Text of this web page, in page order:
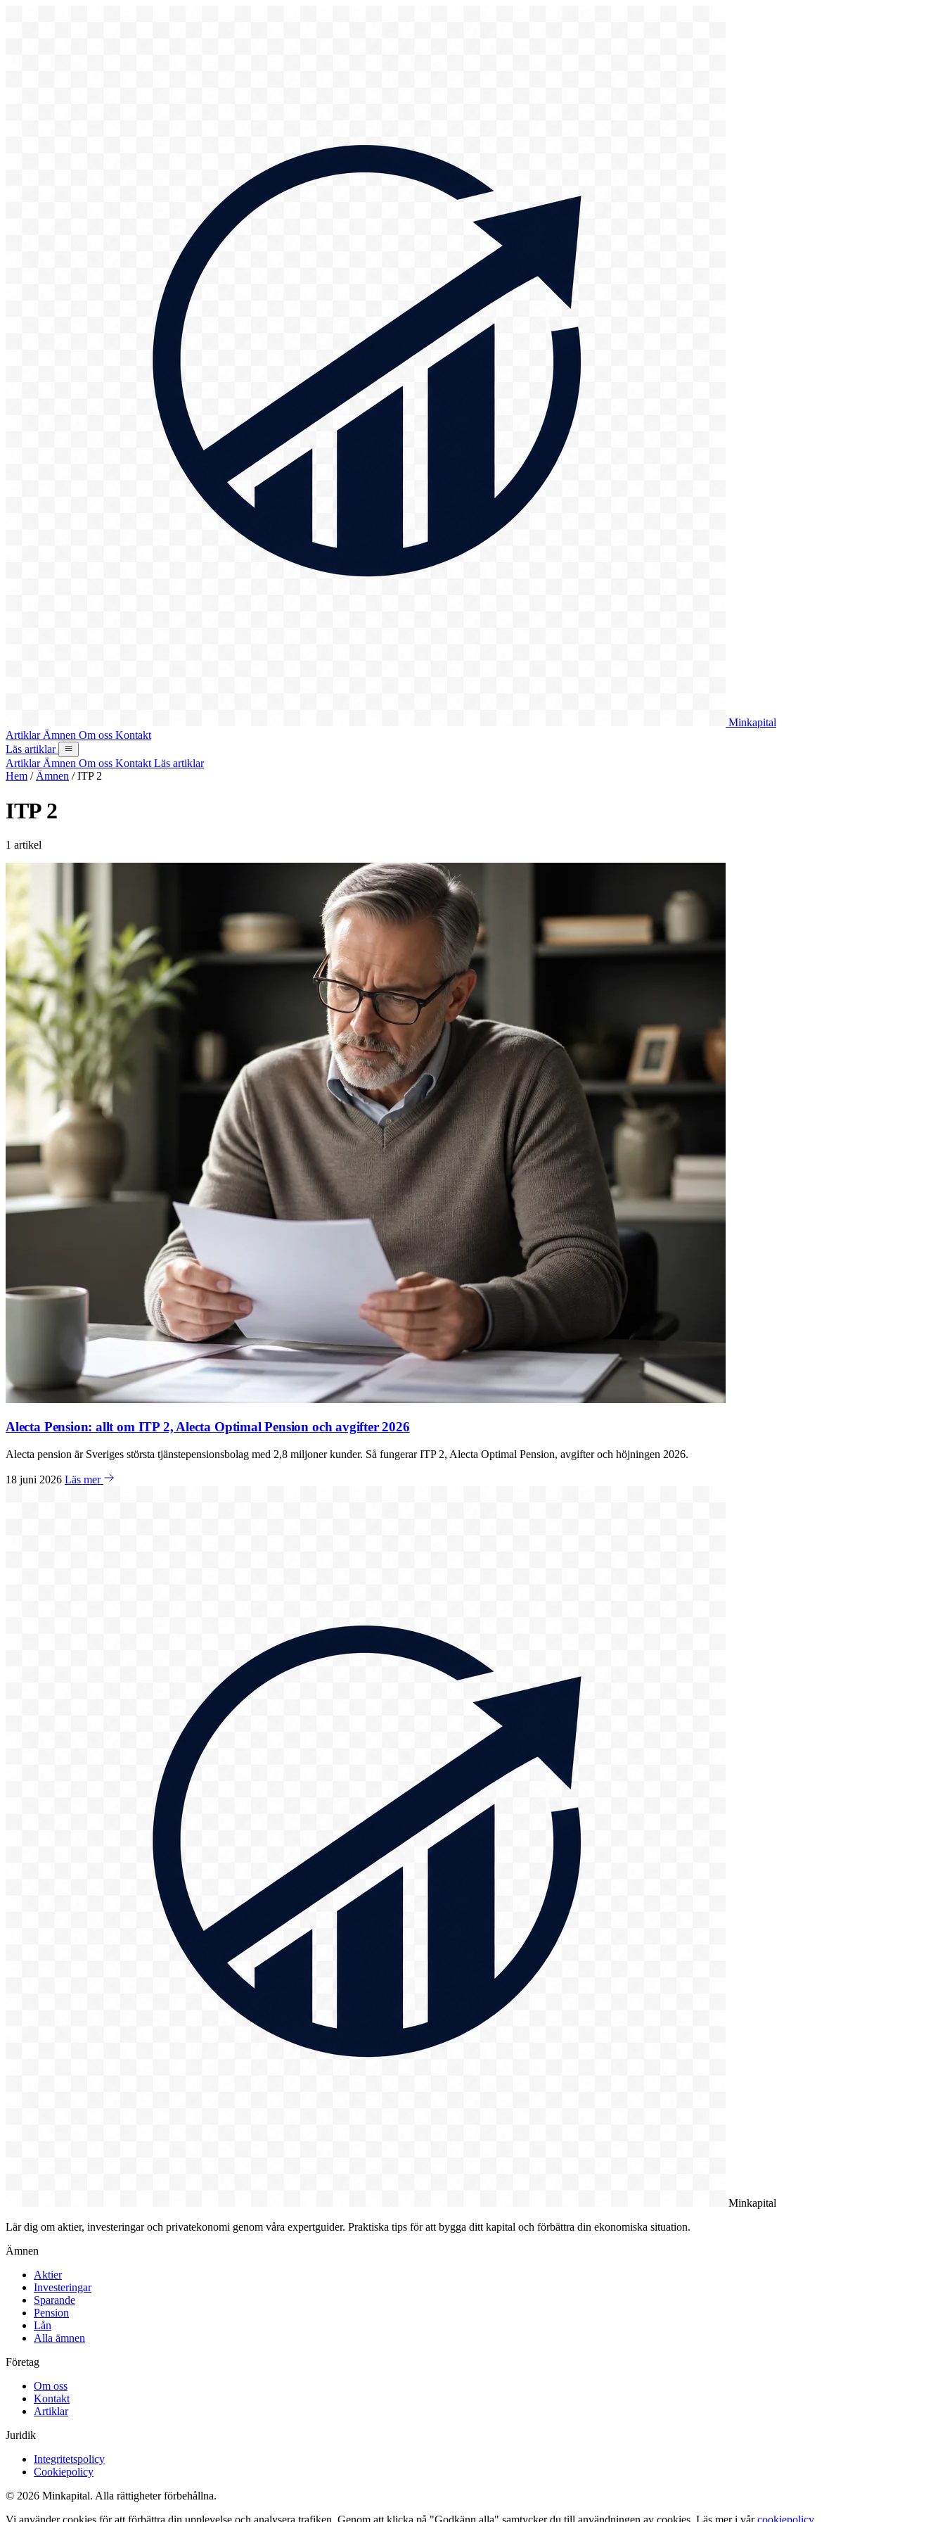
Minkapital
Artiklar Ämnen Om oss Kontakt
Läs artiklar
Artiklar Ämnen Om oss Kontakt Läs artiklar
Hem / Ämnen / ITP 2
ITP 2
1 artikel
Alecta Pension: allt om ITP 2, Alecta Optimal Pension och avgifter 2026
Alecta pension är Sveriges största tjänstepensionsbolag med 2,8 miljoner kunder. Så fungerar ITP 2, Alecta Optimal Pension, avgifter och höjningen 2026.
18 juni 2026 Läs mer
Minkapital
Lär dig om aktier, investeringar och privatekonomi genom våra expertguider. Praktiska tips för att bygga ditt kapital och förbättra din ekonomiska situation.
Ämnen
Aktier
Investeringar
Sparande
Pension
Lån
Alla ämnen
Företag
Om oss
Kontakt
Artiklar
Juridik
Integritetspolicy
Cookiepolicy
© 2026 Minkapital. Alla rättigheter förbehållna.
Vi använder cookies för att förbättra din upplevelse och analysera trafiken. Genom att klicka på "Godkänn alla" samtycker du till användningen av cookies. Läs mer i vårcookiepolicy.